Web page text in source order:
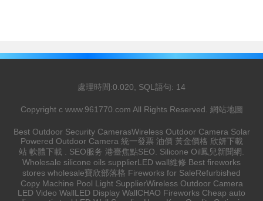
處理時間:0.020, SQL語句: 14
Copyright c www.961770.com All Rights Reserved. 網站地圖
Best Outdoor Security CamerasWireless Outdoor Camera Solar
Powered Outdoor Camera 統一發票 油價 黃金價格 欣妍下載
站 軟體下載 SEO服务 港臺焦點SEO Silicone Oil 鳳兒新聞網
Wholesale silicone oils supplierLED wall維修 Best fireworks
stores wholesale寶欣部落格 Fireworks for SaleRefurbished
Copy Machine Pool Light SupplierWireless Outdoor Camera
LED Video WallLED Display WallCHAO Fireworks Cheap auto